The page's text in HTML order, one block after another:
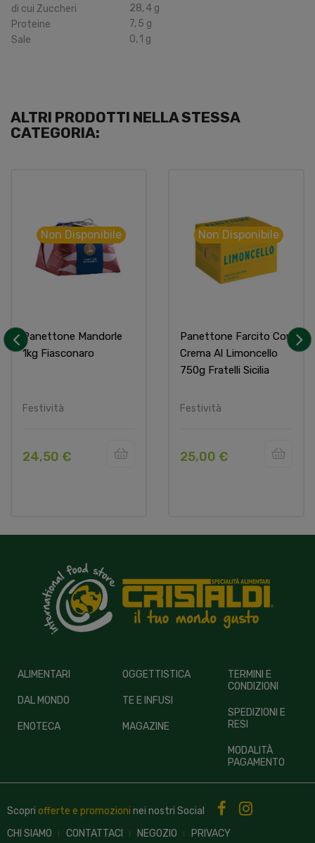
di cui Zuccheri
28,4 g
Proteine
7,5 g
Sale
0,1 g
ALTRI PRODOTTI NELLA STESSA
CATEGORIA:
Panettone Mandorle
1kg Fiasconaro
Festività
Non Disponibile
24,50 €
Panettone Farcito Con
Crema Al Limoncello
750g Fratelli Sicilia
Festività
Non Disponibile
25,00 €
ALIMENTARI
DAL MONDO
ENOTECA
OGGETTISTICA
TE E INFUSI
MAGAZINE
TERMINI E
CONDIZIONI
SPEDIZIONI E
RESI
MODALITÀ
PAGAMENTO
Scopri offerte e promozioni nei nostri Social
CHI SIAMO
CONTATTACI NEGOZIO PRIVACY